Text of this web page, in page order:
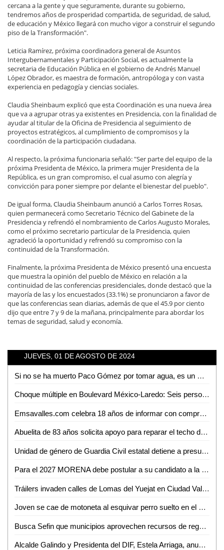
cercana a la gente y que seguramente, durante su gobierno,
tendremos años de prosperidad compartida, de seguridad, de salud,
de educación y México llegará con mucho vigor a construir el segundo
piso de la Transformación".
Leticia Ramírez, próxima coordinadora general de Asuntos
Intergubernamentales y Participación Social, es actualmente la
secretaria de Educación Pública en el gobierno de Andrés Manuel
López Obrador, es maestra de formación, antropóloga y con vasta
experiencia en pedagogía y ciencias sociales.
Claudia Sheinbaum explicó que esta Coordinación es una nueva área
que va a agrupar otras ya existentes en Presidencia, con la finalidad de
ayudar al titular de la Oficina de Presidencia al seguimiento de
proyectos estratégicos, al cumplimiento de compromisos y la
coordinación de la participación ciudadana.
Al respecto, la próxima funcionaria señaló: "Ser parte del equipo de la
próxima Presidenta de México, la primera mujer Presidenta de la
República, es un gran compromiso, el cual asumo con alegría y
convicción para poner siempre por delante el bienestar del pueblo".
De igual forma, Claudia Sheinbaum anunció a Carlos Torres Rosas,
quien permanecerá como Secretario Técnico del Gabinete de la
Presidencia y refrendó el nombramiento de Carlos Augusto Morales,
como el próximo secretario particular de la Presidencia, quien
agradeció la oportunidad y refrendó su compromiso con la
continuidad de la Transformación.
Finalmente, la próxima Presidenta de México presentó una encuesta
que muestra la opinión del pueblo de México en relación a la
continuidad de las conferencias presidenciales, donde destacó que la
mayoría de las y los encuestados (33.1%) se pronunciaron a favor de
que las conferencias sean diarias, además de que el 45.9 por ciento
dijo que entre 7 y 9 de la mañana, principalmente para abordar los
temas de seguridad, salud y economía.
JUEVES, 01 DE AGOSTO DE 2024
Si no se ha muerto Paco Gómez por tomar agua, es un milagro: Matilde Hernández
Choque múltiple en Boulevard México-Laredo: Seis personas lesionadas
Emsavalles.com celebra 18 años de informar con compromiso e imparcialidad
Abuelita de 83 años solicita apoyo para reparar el techo de su vivienda en Ciudad Valles
Unidad de género de Guardia Civil estatal detiene a presunto por abuso sexual
Para el 2027 MORENA debe postular a su candidato a la gubernatura sin alianzas con otros partidos: Rita Ozalia
Tráilers invaden calles de Lomas del Yuejat en Ciudad Valles
Joven se cae de motoneta al esquivar perro suelto en el bulevar México-Laredo
Busca Sefin que municipios aprovechen recursos de regularización vehicular
Alcalde Galindo y Presidenta del DIF, Estela Arriaga, anuncian ampliación de Centro Comunitario Maravillas